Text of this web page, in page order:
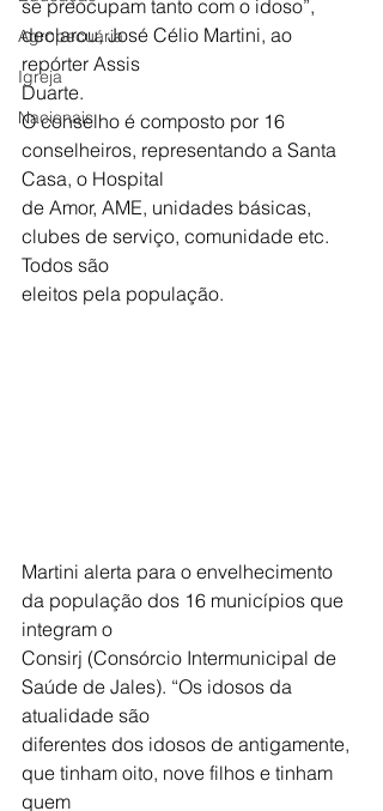
Agropecuária
Igreja
Nacionais
se preocupam tanto com o idoso”,
declarou, José Célio Martini, ao
repórter Assis
Duarte.
O conselho é composto por 16
conselheiros, representando a Santa
Casa, o Hospital
de Amor, AME, unidades básicas,
clubes de serviço, comunidade etc.
Todos são
eleitos pela população.
Martini alerta para o envelhecimento
da população dos 16 municípios que
integram o
Consirj (Consórcio Intermunicipal de
Saúde de Jales). “Os idosos da
atualidade são
diferentes dos idosos de antigamente,
que tinham oito, nove filhos e tinham
quem